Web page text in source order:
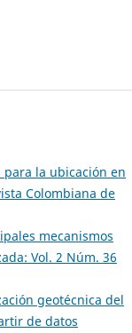
para la ubicación en
Colombiana de
mecanismos
Vol. 2 Núm. 36
geotécnica del
de datos